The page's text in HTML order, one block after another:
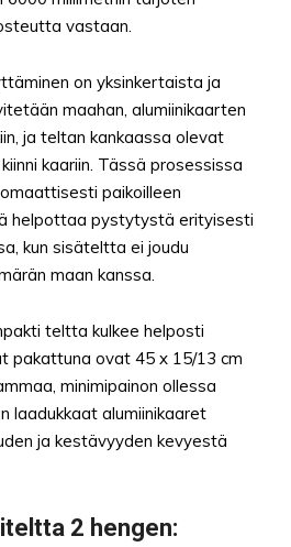
vastaan.
on yksinkertaista ja
maahan, alumiinikaarten
ja teltan kankaassa olevat
kaariin. Tässä prosessissa
paikoilleen
helpottaa pystytystä erityisesti
kun sisäteltta ei joudu
maan kanssa.
teltta kulkee helposti
pakattuna ovat 45 x 15/13 cm
minimipainon ollessa
laadukkaat alumiinikaaret
ja kestävyyden kevyestä
2 hengen: